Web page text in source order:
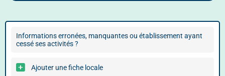
Informations erronées, manquantes ou établissement ayant
cessé ses activités ?
Ajouter une fiche locale